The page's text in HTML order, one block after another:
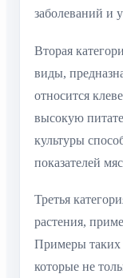
заболеваний и
Вторая
виды,
относится
высокую
культуры
показателей
Третья
растения,
Примеры таких
которые не